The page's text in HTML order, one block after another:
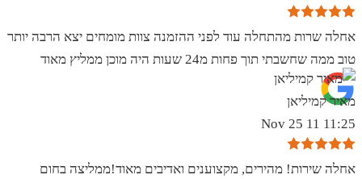
אחלה שרות מהתחלה עוד לפני ההזמנה צוות מומחים יצא הרבה יותר
טוב ממה שחשבתי תוך פחות מ24 שעות היה מוכן ממליץ מאוד
מאיר קמיליאן
11:25 11 Nov 25
אחלה שירות! מהירים, מקצוענים ואדיבים מאוד!ממליצה בחום